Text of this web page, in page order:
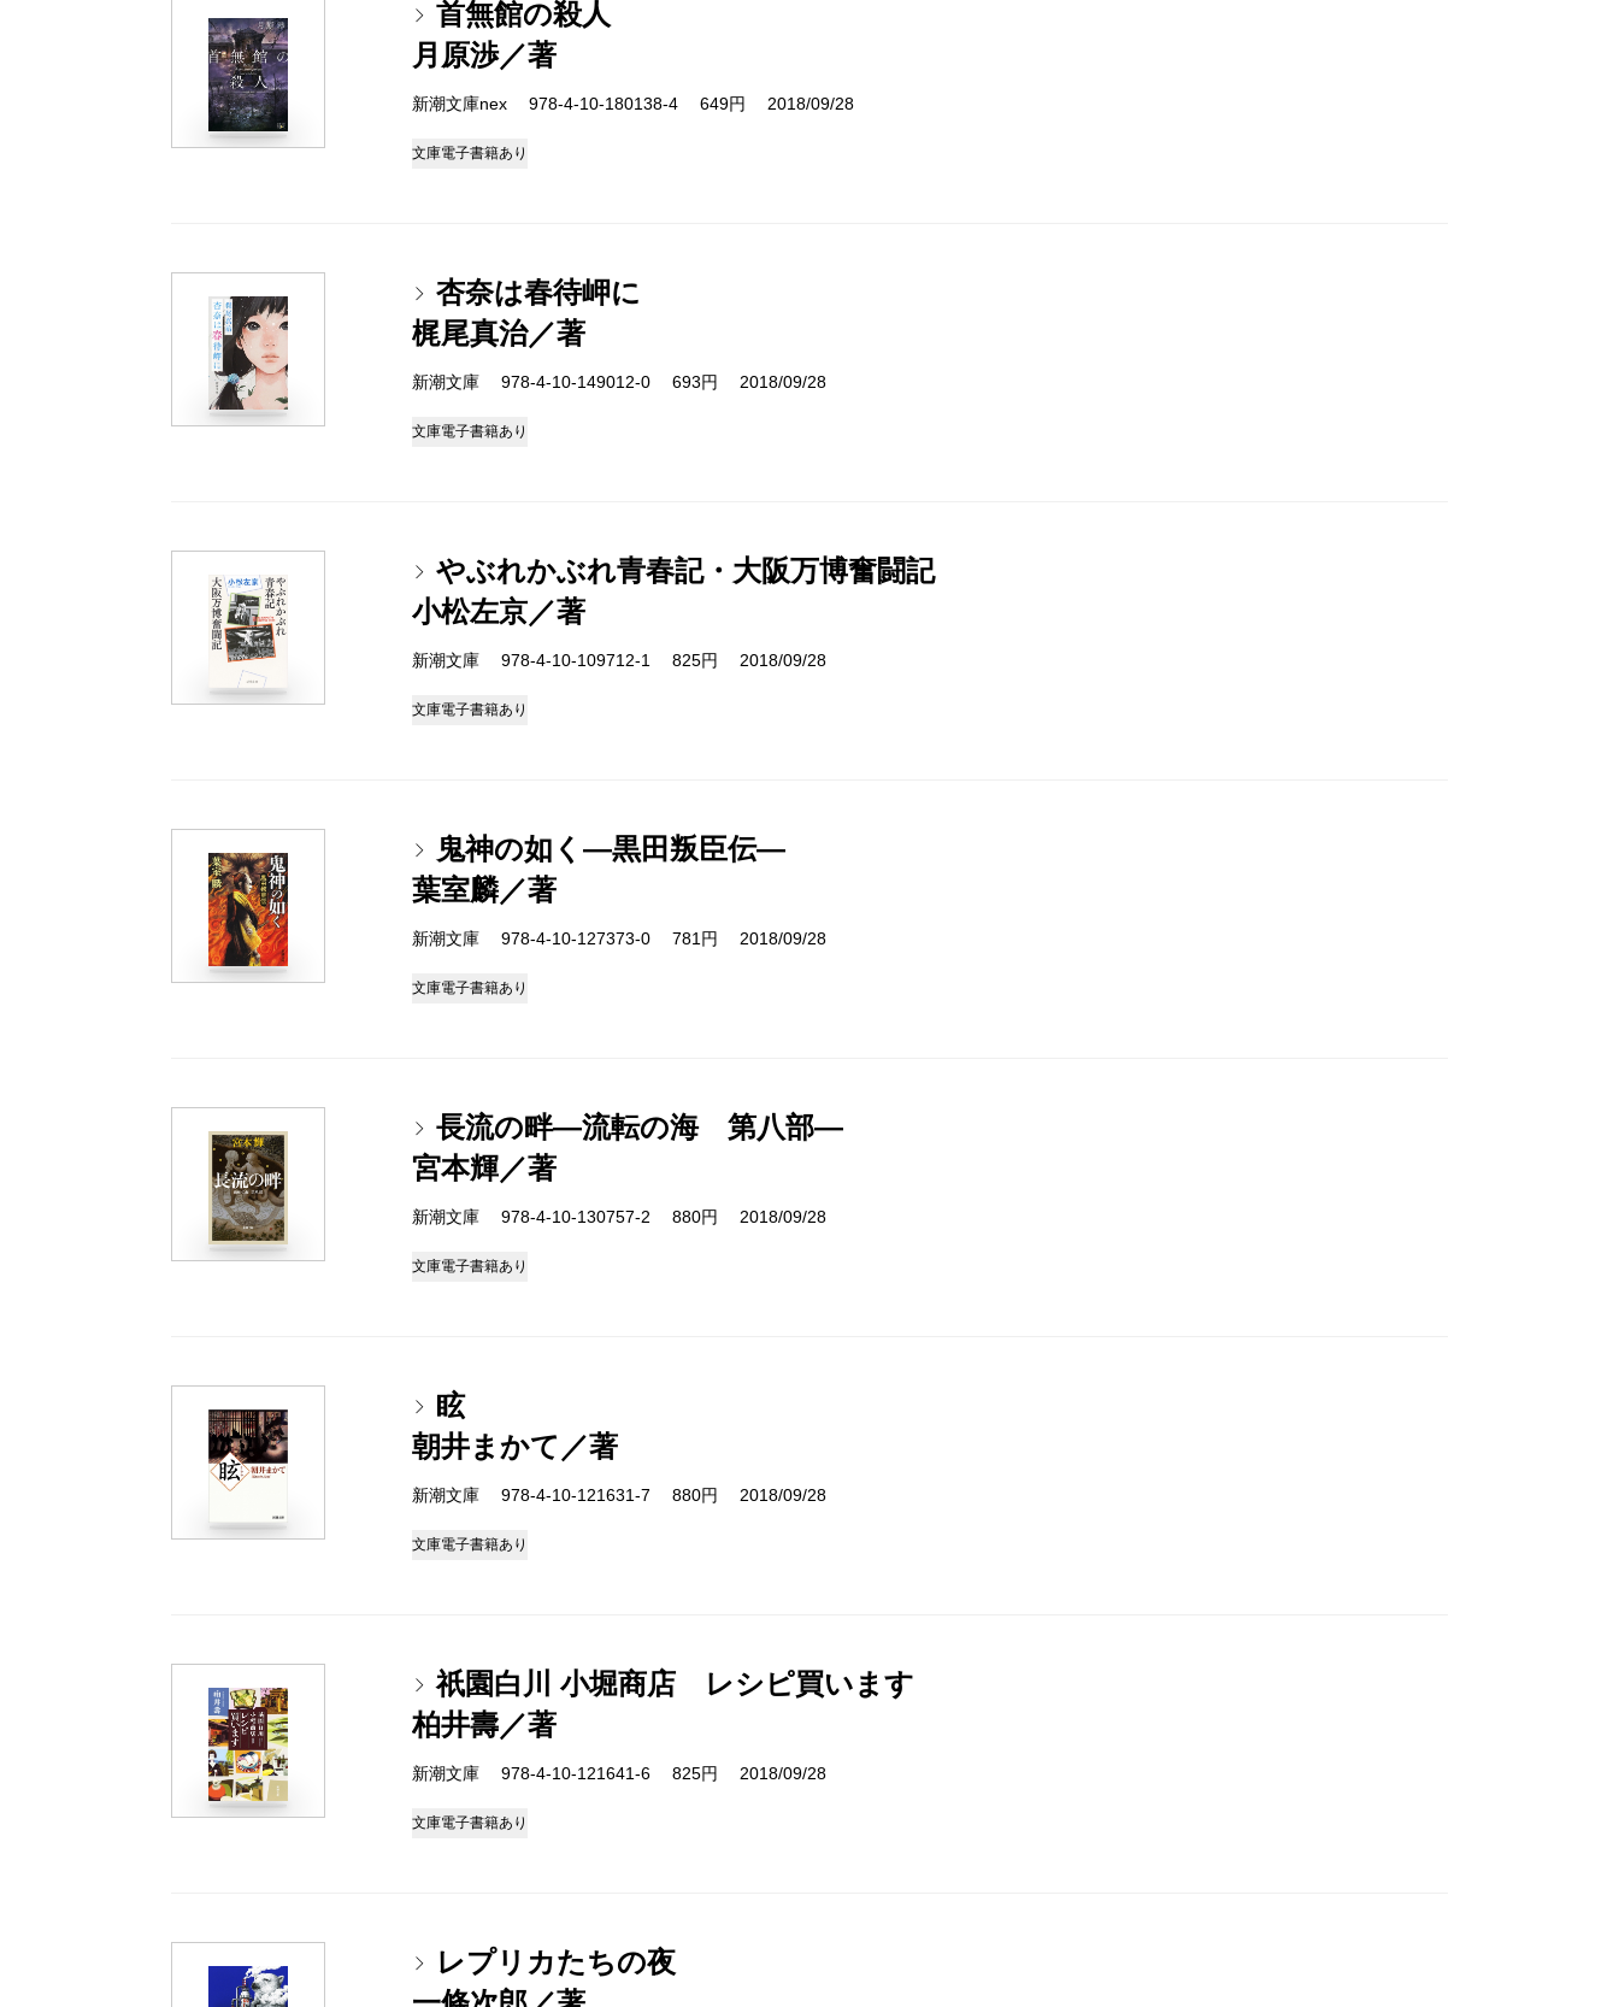
首無館の殺人
月原渉／著
新潮文庫nex 978-4-10-180138-4 649円 2018/09/28
文庫電子書籍あり
杏奈は春待岬に
梶尾真治／著
新潮文庫 978-4-10-149012-0 693円 2018/09/28
文庫電子書籍あり
やぶれかぶれ青春記・大阪万博奮闘記
小松左京／著
新潮文庫 978-4-10-109712-1 825円 2018/09/28
文庫電子書籍あり
鬼神の如く―黒田叛臣伝―
葉室麟／著
新潮文庫 978-4-10-127373-0 781円 2018/09/28
文庫電子書籍あり
長流の畔―流転の海 第八部―
宮本輝／著
新潮文庫 978-4-10-130757-2 880円 2018/09/28
文庫電子書籍あり
眩
朝井まかて／著
新潮文庫 978-4-10-121631-7 880円 2018/09/28
文庫電子書籍あり
祇園白川 小堀商店 レシピ買います
柏井壽／著
新潮文庫 978-4-10-121641-6 825円 2018/09/28
文庫電子書籍あり
レプリカたちの夜